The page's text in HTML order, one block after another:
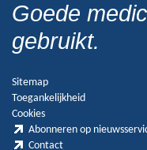
Goede
gebruikt.
Sitemap
Toegankelijkheid
Cookies
Abonneren op
Contact